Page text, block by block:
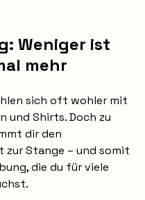
Weniger ist
mehr
sich oft wohler mit
und Shirts. Doch zu
dir den
Stange – und somit
die du für viele